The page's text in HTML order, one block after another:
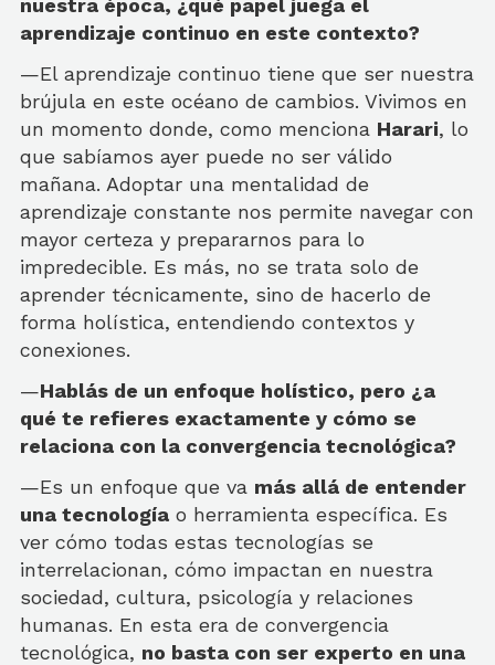
nuestra época, ¿qué papel juega el
aprendizaje continuo en este contexto?
—El aprendizaje continuo tiene que ser nuestra
brújula en este océano de cambios. Vivimos en
un momento donde, como menciona Harari, lo
que sabíamos ayer puede no ser válido
mañana. Adoptar una mentalidad de
aprendizaje constante nos permite navegar con
mayor certeza y prepararnos para lo
impredecible. Es más, no se trata solo de
aprender técnicamente, sino de hacerlo de
forma holística, entendiendo contextos y
conexiones.
—Hablás de un enfoque holístico, pero ¿a
qué te refieres exactamente y cómo se
relaciona con la convergencia tecnológica?
—Es un enfoque que va más allá de entender
una tecnología o herramienta específica. Es
ver cómo todas estas tecnologías se
interrelacionan, cómo impactan en nuestra
sociedad, cultura, psicología y relaciones
humanas. En esta era de convergencia
tecnológica, no basta con ser experto en una